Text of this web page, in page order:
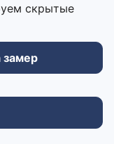
скрытые
замер